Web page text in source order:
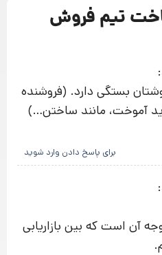
تیم فروش
بستگی دارد. (فروشنده
آموخت، مانند ساختن…)
برای پاسخ دادن وارد شوید
آن است که بین بازاریابی